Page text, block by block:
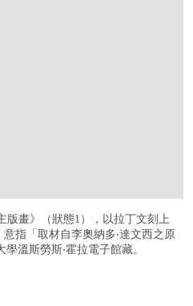
版畫》（狀態1），以拉丁文刻上
意指「取材自李奧納多‧達文西之原
溫斯勞斯‧霍拉電子館藏。